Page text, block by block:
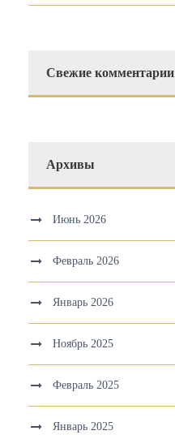
Свежие комментарии
Архивы
Июнь 2026
Февраль 2026
Январь 2026
Ноябрь 2025
Февраль 2025
Январь 2025